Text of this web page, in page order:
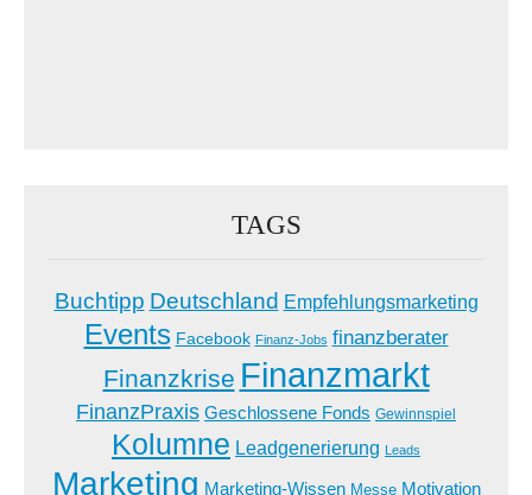
TAGS
Buchtipp Deutschland Empfehlungsmarketing
Events Facebook Finanz-Jobs finanzberater
Finanzkrise Finanzmarkt
FinanzPraxis Geschlossene Fonds Gewinnspiel
Kolumne Leadgenerierung Leads
Marketing Marketing-Wissen Messe Motivation